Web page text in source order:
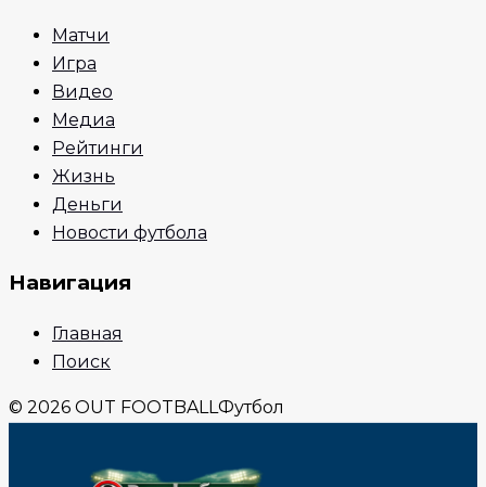
Матчи
Игра
Видео
Медиа
Рейтинги
Жизнь
Деньги
Новости футбола
Навигация
Главная
Поиск
© 2026 OUT FOOTBALLФутбол